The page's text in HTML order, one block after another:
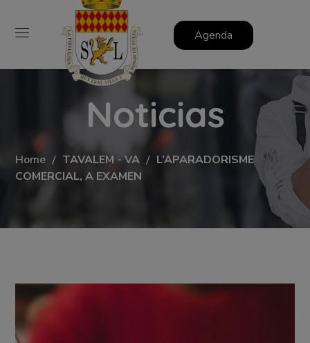
Agenda
Noticias
Home TAVALEM - VA
L’APARADORISME
COMERCIAL, A EXAMEN